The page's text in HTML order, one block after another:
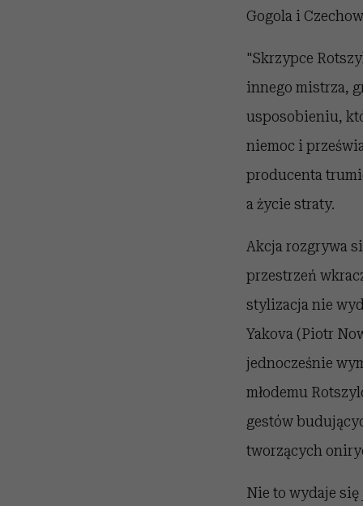
Gogola i
"Skrzypce
innego mistrza,
usposobieniu,
niemoc i
producenta
a życie straty.
Akcja rozgrywa
przestrzeń
stylizacja nie
Yakova (Piotr
jednocześnie
młodemu
gestów
tworzących
Nie to wydaje się